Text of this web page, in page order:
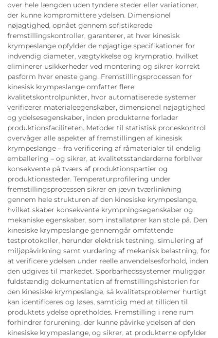
over hele længden uden tyndere steder eller variationer,
der kunne kompromittere ydelsen. Dimensionel
nøjagtighed, opnået gennem sofistikerede
fremstillingskontroller, garanterer, at hver kinesisk
krympeslange opfylder de nøjagtige specifikationer for
indvendig diameter, vægtykkelse og krympratio, hvilket
eliminerer usikkerheder ved montering og sikrer korrekt
pasform hver eneste gang. Fremstillingsprocessen for
kinesisk krympeslange omfatter flere
kvalitetskontrolpunkter, hvor automatiserede systemer
verificerer materialeegenskaber, dimensionel nøjagtighed
og ydelsesegenskaber, inden produkterne forlader
produktionsfaciliteten. Metoder til statistisk proceskontrol
overvåger alle aspekter af fremstillingen af kinesisk
krympeslange – fra verificering af råmaterialer til endelig
emballering – og sikrer, at kvalitetsstandarderne forbliver
konsekvente på tværs af produktionspartier og
produktionssteder. Temperaturprofilering under
fremstillingsprocessen sikrer en jævn tværlinkning
gennem hele strukturen af den kinesiske krympeslange,
hvilket skaber konsekvente krympningsegenskaber og
mekaniske egenskaber, som installatører kan stole på. Den
kinesiske krympeslange gennemgår omfattende
testprotokoller, herunder elektrisk testning, simulering af
miljøpåvirkning samt vurdering af mekanisk belastning, for
at verificere ydelsen under reelle anvendelsesforhold, inden
den udgives til markedet. Sporbarhedssystemer muliggør
fuldstændig dokumentation af fremstillingshistorien for
den kinesiske krympeslange, så kvalitetsproblemer hurtigt
kan identificeres og løses, samtidig med at tilliden til
produktets ydelse opretholdes. Fremstilling i rene rum
forhindrer forurening, der kunne påvirke ydelsen af den
kinesiske krympeslange, og sikrer, at produkterne opfylder